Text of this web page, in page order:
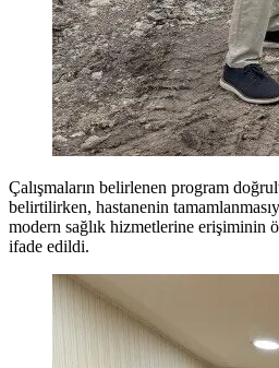
Çalışmaların belirlenen program
belirtilirken, hastanenin
modern sağlık hizmetlerine erişiminin
ifade edildi.